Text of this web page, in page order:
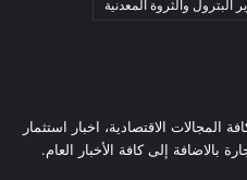
البترول والثروة المعدنية
الاقتصادية، اخبار استثمار
بالاضافة إلى كافة الأخبار العام.